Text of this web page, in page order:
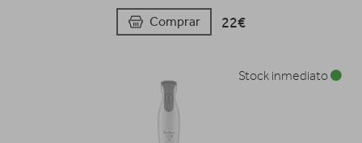
Comprar 22€
Stock inmediato